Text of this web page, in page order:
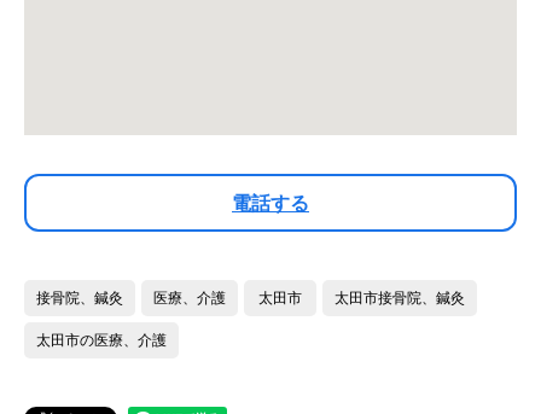
電話する
接骨院、鍼灸 医療、介護 太田市 太田市接骨院、鍼灸
太田市の医療、介護